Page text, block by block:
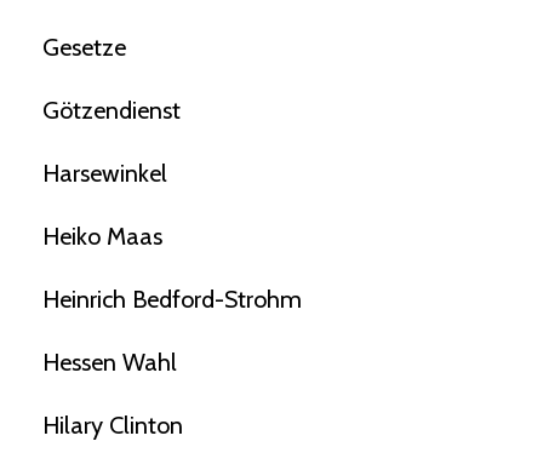
Gesetze
Götzendienst
Harsewinkel
Heiko Maas
Heinrich Bedford-Strohm
Hessen Wahl
Hilary Clinton